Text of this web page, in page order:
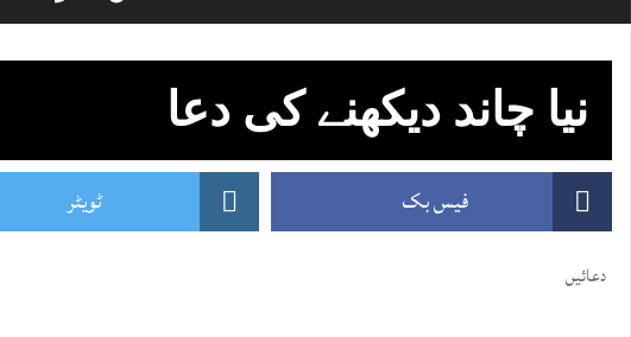
نیا چاند دیکھنے کی دعا
فیس بک ٹویٹر
دعائیں